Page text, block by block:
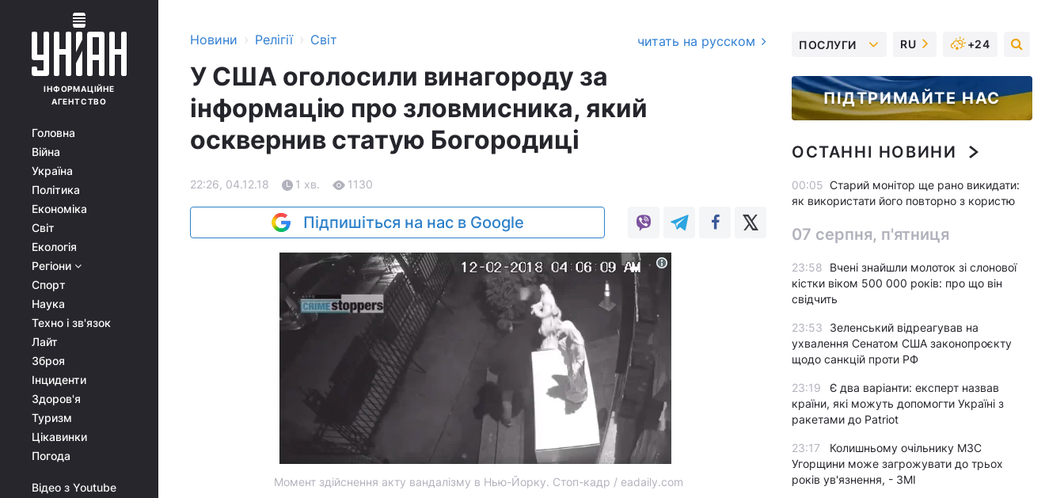
ІНФОРМАЦІЙНЕ
АГЕНТСТВО
Головна
Війна
Україна
Політика
Економіка
Світ
Екологія
Регіони
Спорт
Наука
Техно і зв'язок
Лайт
Зброя
Інциденти
Здоров'я
Туризм
Цікавинки
Погода
Відео з Youtube
Новини › Релігії › Світ читать на русском
У США оголосили винагороду за
інформацію про зловмисника, який
осквернив статую Богородиці
22:26, 04.12.18 1 хв. 1130
Підпишіться на нас в Google
Момент здійснення акту вандалізму в Нью-Йорку. Стоп-кадр / eadaily.com
ПОСЛУГИ RU +24
ПІДТРИМАЙТЕ НАС
ОСТАННІ НОВИНИ
00:05 Старий монітор ще рано викидати:
як використати його повторно з користю
07 серпня, п'ятниця
23:58
Вчені знайшли молоток зі слонової
кістки віком 500 000 років: про що він
свідчить
23:53
Зеленський відреагував на
ухвалення Сенатом США законопроєкту
щодо санкцій проти РФ
23:19
Є два варіанти: експерт назвав
країни, які можуть допомогти Україні з
ракетами до Patriot
23:17
Колишньому очільнику МЗС
Угорщини може загрожувати до трьох
років ув'язнення, - ЗМІ